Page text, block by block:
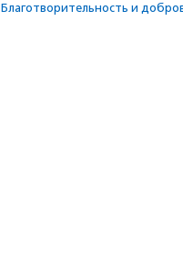
Благотвори­тель­ность и